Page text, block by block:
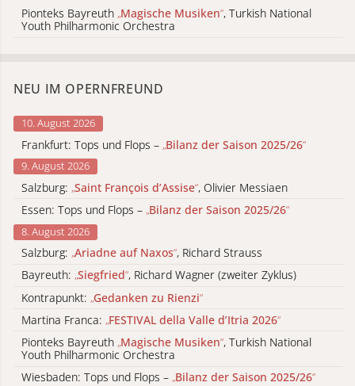
Pionteks Bayreuth „Magische Musiken“, Turkish National
Youth Philharmonic Orchestra
NEU IM OPERNFREUND
10. August 2026
Frankfurt: Tops und Flops – „Bilanz der Saison 2025/26“
9. August 2026
Salzburg: „Saint François d’Assise“, Olivier Messiaen
Essen: Tops und Flops – „Bilanz der Saison 2025/26“
8. August 2026
Salzburg: „Ariadne auf Naxos“, Richard Strauss
Bayreuth: „Siegfried“, Richard Wagner (zweiter Zyklus)
Kontrapunkt: „Gedanken zu Rienzi“
Martina Franca: „FESTIVAL della Valle d’Itria 2026“
Pionteks Bayreuth „Magische Musiken“, Turkish National
Youth Philharmonic Orchestra
Wiesbaden: Tops und Flops – „Bilanz der Saison 2025/26“